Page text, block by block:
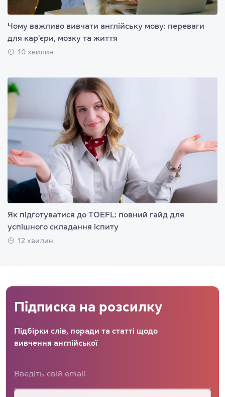
Чому важливо вивчати англійську мову: переваги
для кар'єри, мозку та життя
10 хвилин
Як підготуватися до TOEFL: повний гайд для
успішного складання іспиту
12 хвилин
Підписка на розсилку
Підбірки слів, поради та статті щодо
вивчення англійської